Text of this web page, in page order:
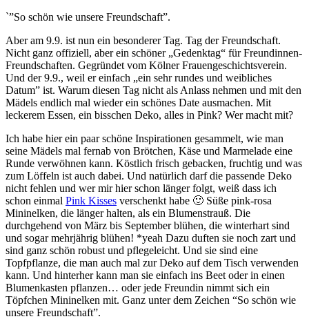
`”So schön wie unsere Freundschaft”.
Aber am 9.9. ist nun ein besonderer Tag. Tag der Freundschaft.
Nicht ganz offiziell, aber ein schöner „Gedenktag“ für Freundinnen-
Freundschaften. Gegründet vom Kölner Frauengeschichtsverein.
Und der 9.9., weil er einfach „ein sehr rundes und weibliches
Datum” ist. Warum diesen Tag nicht als Anlass nehmen und mit den
Mädels endlich mal wieder ein schönes Date ausmachen. Mit
leckerem Essen, ein bisschen Deko, alles in Pink? Wer macht mit?
Ich habe hier ein paar schöne Inspirationen gesammelt, wie man
seine Mädels mal fernab von Brötchen, Käse und Marmelade eine
Runde verwöhnen kann. Köstlich frisch gebacken, fruchtig und was
zum Löffeln ist auch dabei. Und natürlich darf die passende Deko
nicht fehlen und wer mir hier schon länger folgt, weiß dass ich
schon einmal Pink Kisses verschenkt habe 🙂 Süße pink-rosa
Mininelken, die länger halten, als ein Blumenstrauß. Die
durchgehend von März bis September blühen, die winterhart sind
und sogar mehrjährig blühen! *yeah Dazu duften sie noch zart und
sind ganz schön robust und pflegeleicht. Und sie sind eine
Topfpflanze, die man auch mal zur Deko auf dem Tisch verwenden
kann. Und hinterher kann man sie einfach ins Beet oder in einen
Blumenkasten pflanzen… oder jede Freundin nimmt sich ein
Töpfchen Mininelken mit. Ganz unter dem Zeichen “So schön wie
unsere Freundschaft”.